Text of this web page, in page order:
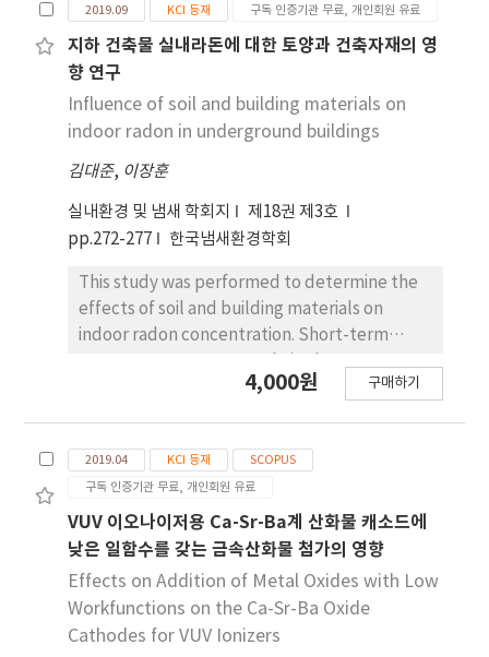
몰되지 않는 서비스 를 제공하여야 한다. 정부는 공교
육 내실화의 일환으로 진로전담교사를 양성하고, 필
요한 경우에는 사교육분야의 컨설턴 트들과 위탁 및
다. 이를 위해 고등학생 576명을 대상으로 설문조사
를 통해 자료를 수집하였으며, SAS 9.4 프로그램을
활용하여 자료를 분석하였다. 연구결과를 종합해보
면, 진로·진학 사교육은 사교육업체가 경영 성과를
높이기 위해서 적극적으로 마케팅을 하는 시 장적 논
리, 입시정책의 변화에 발맞추어 진학을 준비하고 미
래의 이익을 추구하는 학생들의 대응, 공교육에서 진
로·진학 지도의 미흡함이 연계되어 나타나는 현상
이다. 즉, 진로·진학 사교육은 기업(기업의 이익추
구 마케팅), 가계(학생/학부모 의 자구책 마련), 정부
(공교육의 공공재로써 평등성 가치추구)가 각 주체의
이익을 추구하는 가운데 발생되고, 이와 관련 된 여건
이 단기간에 개선되기 어렵다는 점에서 지속될 가능
성이 높다. 또한 진로·진학 사교육은 서비스품질 및
만족도가 보통 이상이고, 서비스품질에 대한 확신성
이기 위해 노력해야 한다는 것을 시사한다. 그리고 진
로·진학 사교육의 지속성은 여학생, 대 부분의 고등
학교 학생, 소득이 높은 가정의 학생, 참여배경(공교
육 미흡, 입시정책 대응, 사교육마케팅)이 그 수준을
될 것으로 전망되며, 그 비용을 절감하고 효과성을 높
이기 위해서는 사교 육업체, 정부, 학부모의 노력이
요구된다.
2019.09 KCI 등재 구독 인증기관 무료, 개인회원 유료
지하 건축물 실내라돈에 대한 토양과 건축자재의 영
향 연구
Influence of soil and building materials on
indoor radon in underground buildings
김대준, 이장훈
실내환경 및 냄새 학회지
제18권 제3호
pp.272-277
한국냄새환경학회
This study was performed to determine the
effects of soil and building materials on
indoor radon concentration. Short-term
underground soil of a building along with the
wall. The radon measurements in the soil
were 9,213 Bq/m3 in the B3 level, and 3,765
Bq/m3 in the B4 level. Soil radon
concentration in the B4 level was 2.4 times
higher than in the B3 level. Indoor radon
measurements in 50 different locations in the
underground of the building, averaged from
4,000원 구매하기
2019.04 KCI 등재
SCOPUS
구독 인증기관 무료, 개인회원 유료
VUV 이오나이저용 Ca-Sr-Ba계 산화물 캐소드에
낮은 일함수를 갖는 금속산화물 첨가의 영향
Effects on Addition of Metal Oxides with Low
Workfunctions on the Ca-Sr-Ba Oxide
Cathodes for VUV Ionizers